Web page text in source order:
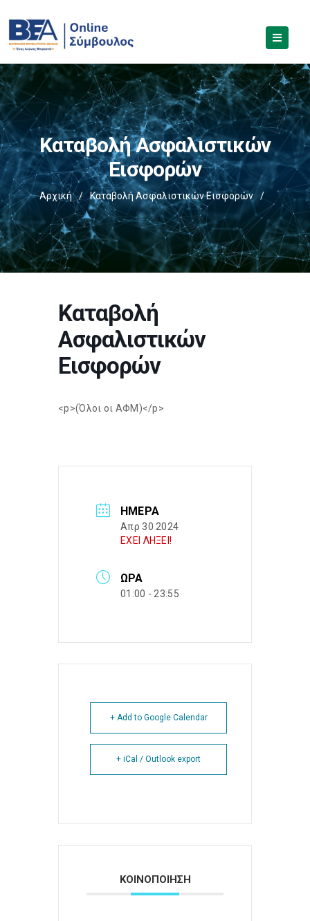
Καταβολή Ασφαλιστικών
Εισφορών
Αρχική / Καταβολή Ασφαλιστικών Εισφορών /
Καταβολή
Ασφαλιστικών
Εισφορών
<p>(Όλοι οι ΑΦΜ)</p>
ΗΜΈΡΑ
Απρ 30 2024
ΕΧΕΙ ΛΗΞΕΙ!
ΏΡΑ
01:00 - 23:55
+ Add to Google Calendar
+ iCal / Outlook export
ΚΟΙΝΟΠΟΙΗΣΗ